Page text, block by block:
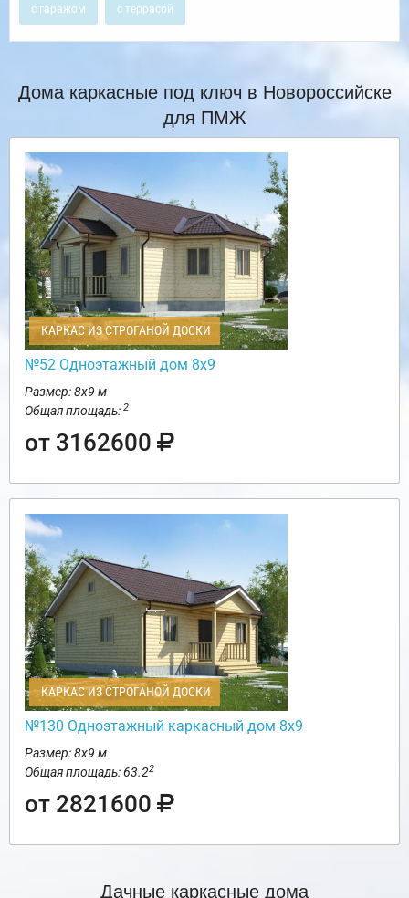
с гаражом с террасой
Дома каркасные под ключ в Новороссийске
для ПМЖ
КАРКАС ИЗ СТРОГАНОЙ ДОСКИ
№52 Одноэтажный дом 8х9
Размер: 8х9 м
Общая площадь: 2
от 3162600
КАРКАС ИЗ СТРОГАНОЙ ДОСКИ
№130 Одноэтажный каркасный дом 8х9
Размер: 8х9 м
Общая площадь: 63.22
от 2821600
Дачные каркасные дома